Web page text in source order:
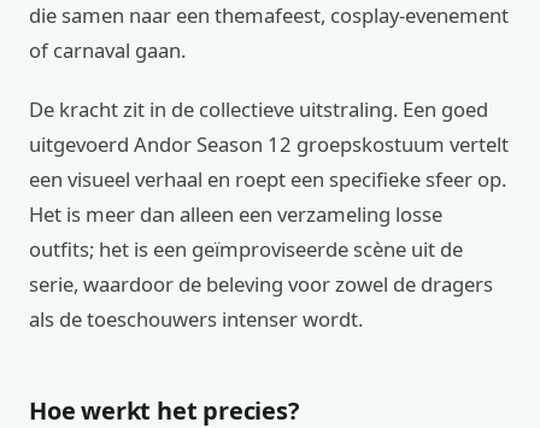
die samen naar een themafeest, cosplay-evenement
of carnaval gaan.
De kracht zit in de collectieve uitstraling. Een goed
uitgevoerd Andor Season 12 groepskostuum vertelt
een visueel verhaal en roept een specifieke sfeer op.
Het is meer dan alleen een verzameling losse
outfits; het is een geïmproviseerde scène uit de
serie, waardoor de beleving voor zowel de dragers
als de toeschouwers intenser wordt.
Hoe werkt het precies?